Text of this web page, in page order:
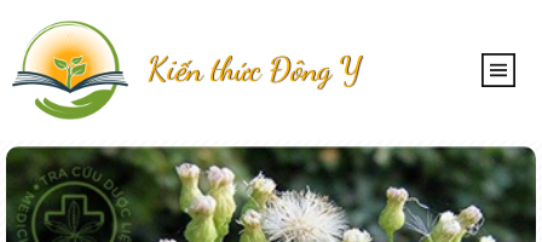
Kiến thức Đông Y